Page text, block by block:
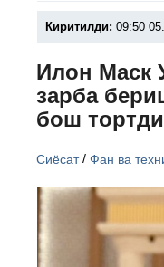
Киритилди: 09:50
Илон Маск
зарба
бош тортди
Сиёсат/Фан ва